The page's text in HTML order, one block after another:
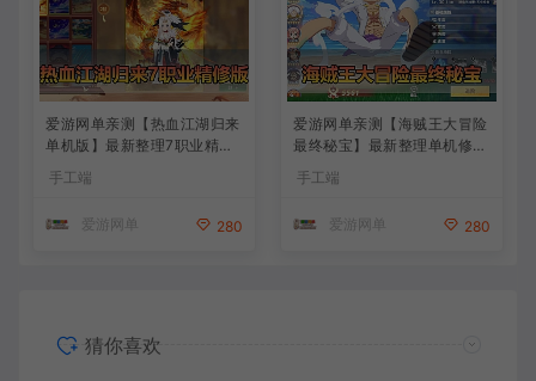
爱游网单亲测【热血江湖归来
单机版】最新整理7职业精修
多项修复 带网页GM物品后台
代金券内购 虚拟机一键端视
手工端
爱游网单 280
爱游网单亲测【海贼王大冒险
最终秘宝】最新整理单机修复
版 带网页GM充值物品后台
回合制抽卡模拟器手游 虚拟
本教学
手工端
爱游网单 280
猜你喜欢